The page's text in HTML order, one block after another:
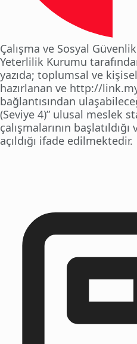
Çalışma ve Sosyal
Yeterlilik Kurumu
yazıda; toplumsal ve
hazırlanan ve http://
bağlantısından
(Seviye 4)” ulusal meslek
çalışmalarının
açıldığı ifade edilmektedir.